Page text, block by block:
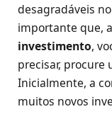
desagradáveis
importante que,
investimento,
precisar, procure
Inicialmente, a
muitos novos